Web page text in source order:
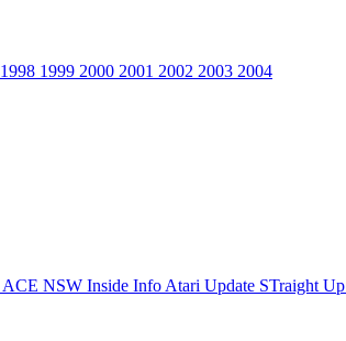
1998 1999 2000 2001 2002 2003 2004
ACE NSW Inside Info Atari Update STraight Up